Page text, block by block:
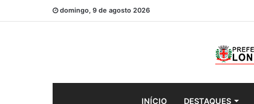
domingo, 9 de agosto 2026
INÍCIO DESTAQUES